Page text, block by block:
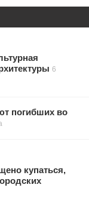
6
погибших во
купаться,